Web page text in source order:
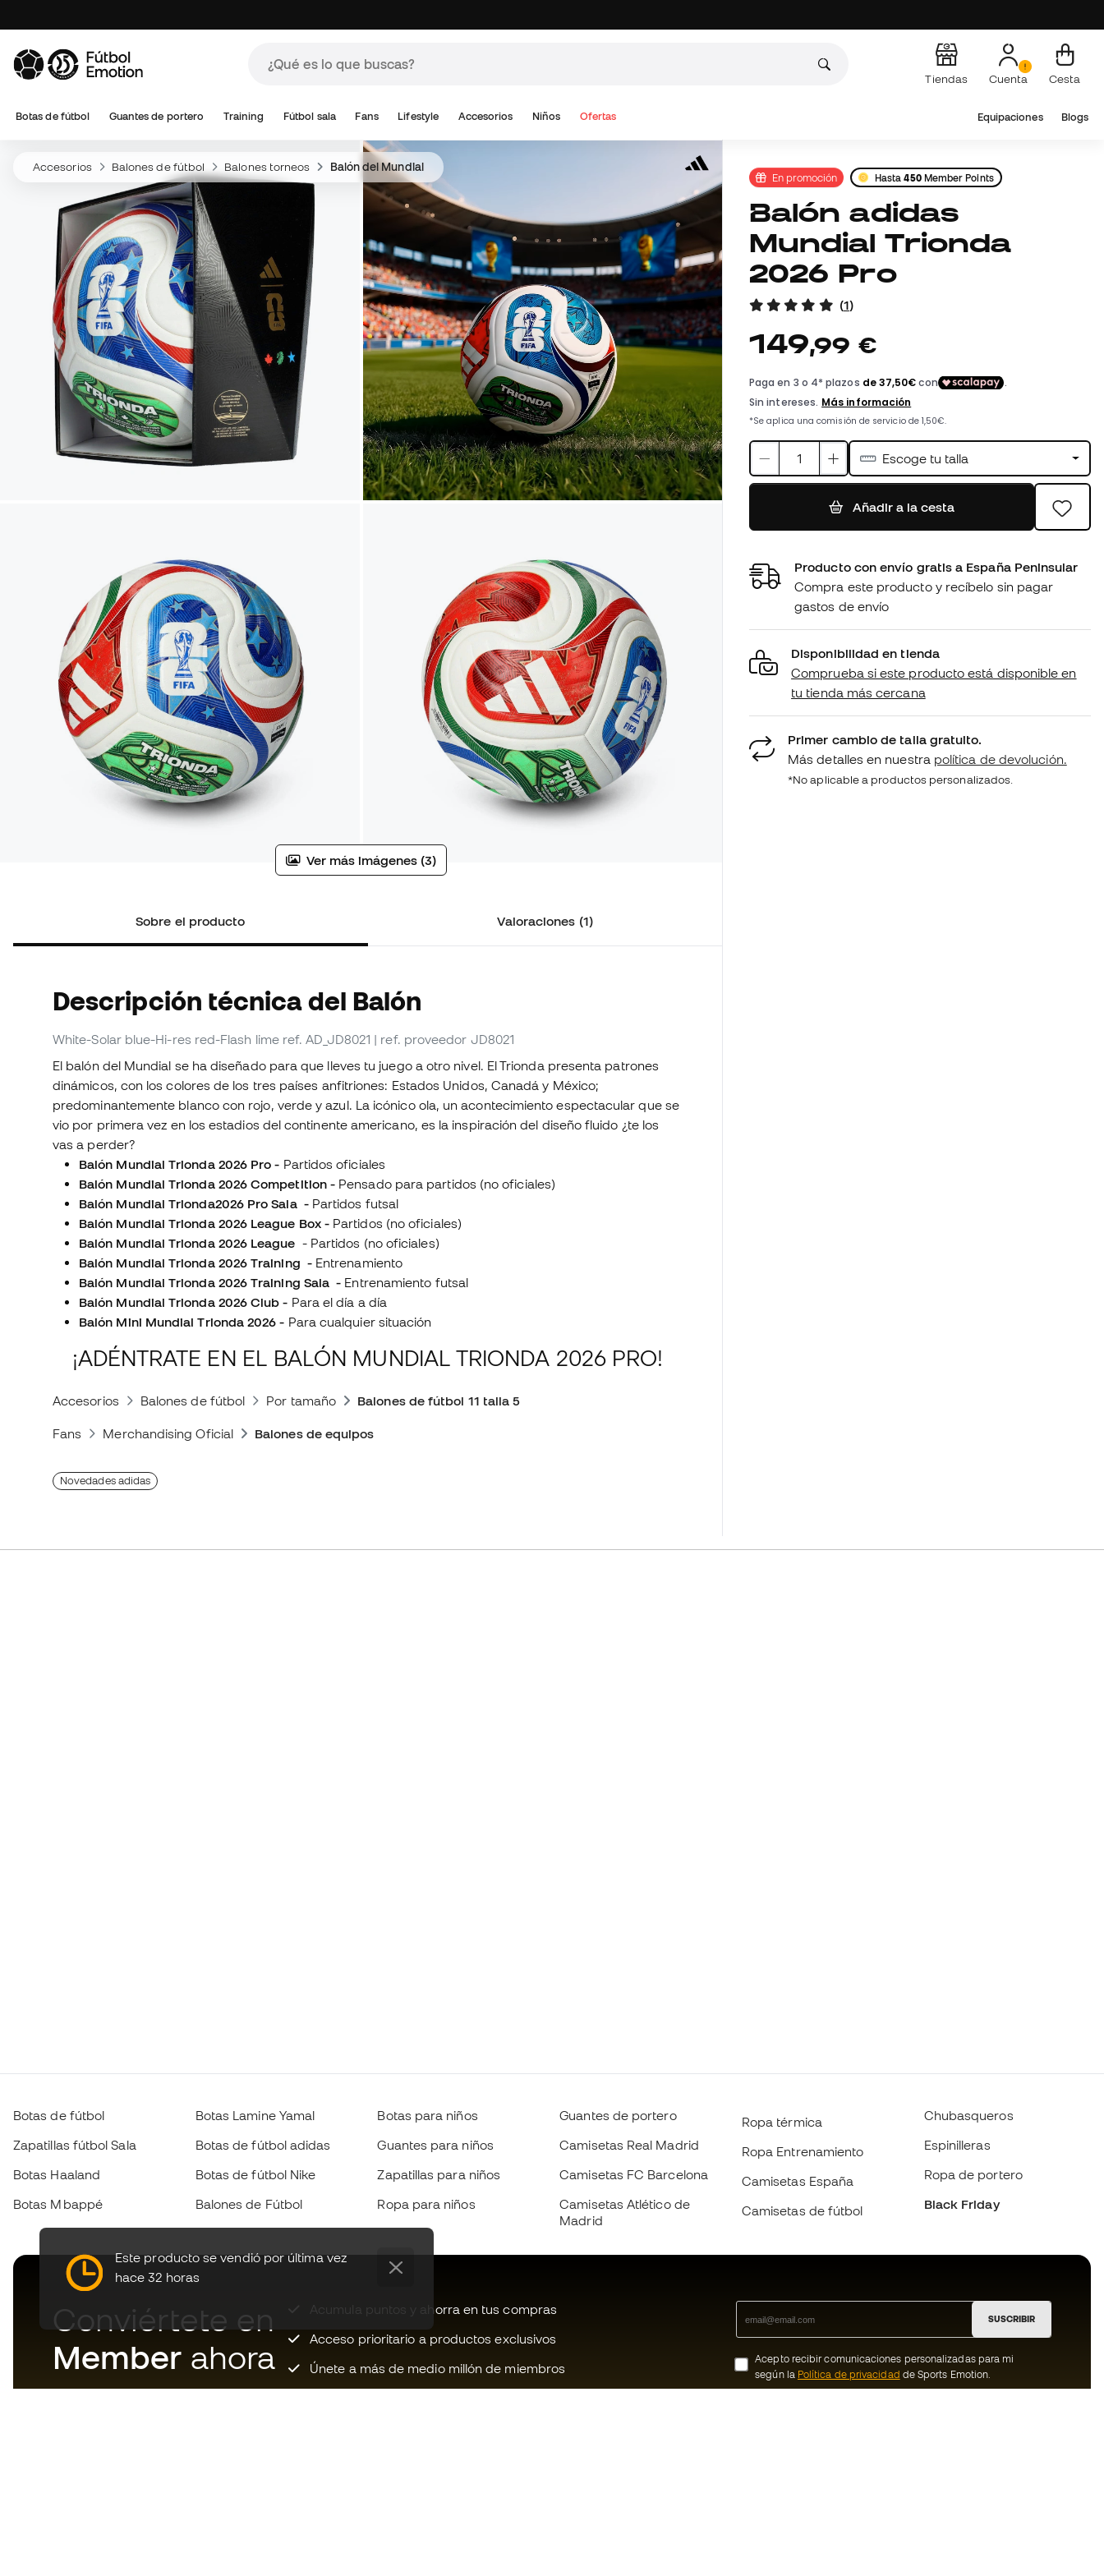
Tiendas Cuenta Cesta
Botas de fútbol Guantes de portero Training Fútbol sala Fans Lifestyle Accesorios Niños Ofertas Equipaciones Blogs
Accesorios Balones de fútbol Balones torneos Balón del Mundial
Ver más imágenes (3)
Sobre el producto Valoraciones (1)
Descripción técnica del Balón
White-Solar blue-Hi-res red-Flash lime ref. AD_JD8021 | ref. proveedor JD8021
El balón del Mundial se ha diseñado para que lleves tu juego a otro nivel. El Trionda presenta patrones
dinámicos, con los colores de los tres países anfitriones: Estados Unidos, Canadá y México;
predominantemente blanco con rojo, verde y azul. La icónico ola, un acontecimiento espectacular que se
vio por primera vez en los estadios del continente americano, es la inspiración del diseño fluido ¿te los
vas a perder?
Balón Mundial Trionda 2026 Pro - Partidos oficiales
Balón Mundial Trionda 2026 Competition - Pensado para partidos (no oficiales)
Balón Mundial Trionda2026 Pro Sala - Partidos futsal
Balón Mundial Trionda 2026 League Box - Partidos (no oficiales)
Balón Mundial Trionda 2026 League - Partidos (no oficiales)
Balón Mundial Trionda 2026 Training - Entrenamiento
Balón Mundial Trionda 2026 Training Sala - Entrenamiento futsal
Balón Mundial Trionda 2026 Club - Para el día a día
Balón Mini Mundial Trionda 2026 - Para cualquier situación
¡ADÉNTRATE EN EL BALÓN MUNDIAL TRIONDA 2026 PRO!
Accesorios Balones de fútbol Por tamaño Balones de fútbol 11 talla 5
Fans Merchandising Oficial Balones de equipos
Novedades adidas
En promoción Hasta450Member Points
Balón adidas
Mundial Trionda
2026 Pro
(1)
149,99 €
Escoge tu talla
Añadir a la cesta
Producto con envío gratis a España Peninsular
Compra este producto y recíbelo sin pagar
gastos de envío
Disponibilidad en tienda
Comprueba si este producto está disponible en
tu tienda más cercana
Primer cambio de talla gratuito.
Más detalles en nuestra política de devolución.
*No aplicable a productos personalizados.
Este producto se vendió por última vez
hace 32 horas
Botas de fútbol
Zapatillas fútbol Sala
Botas Haaland
Botas Mbappé
Botas Lamine Yamal
Botas de fútbol adidas
Botas de fútbol Nike
Balones de Fútbol
Botas para niños
Guantes para niños
Zapatillas para niños
Ropa para niños
Guantes de portero
Camisetas Real Madrid
Camisetas FC Barcelona
Camisetas Atlético de
Madrid
Ropa térmica
Ropa Entrenamiento
Camisetas España
Camisetas de fútbol
Chubasqueros
Espinilleras
Ropa de portero
Black Friday
Conviértete en
Member ahora
Acumula puntos y ahorra en tus compras
Acceso prioritario a productos exclusivos
Únete a más de medio millón de miembros
SUSCRIBIR
Acepto recibir comunicaciones personalizadas para mi
según la Política de privacidad de Sports Emotion.